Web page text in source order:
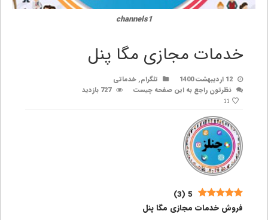
channels1
خدمات مجازی مگا پنل
12 اردیبهشت 1400 تلگرام,خدماتی
نظرتون راجع به این صفحه چیست
727 بازدید
11
5
(
3
)
فروش خدمات مجازی مگا پنل